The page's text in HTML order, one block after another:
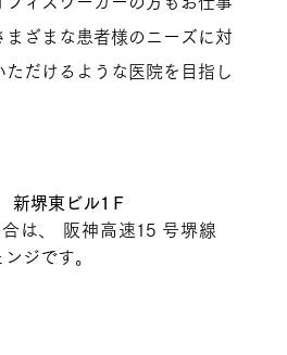
ざまな患者様のニーズに対
だけるような医院を目指し
堺東ビル1Ｆ
は、 阪神高速15 号堺線
ジです。